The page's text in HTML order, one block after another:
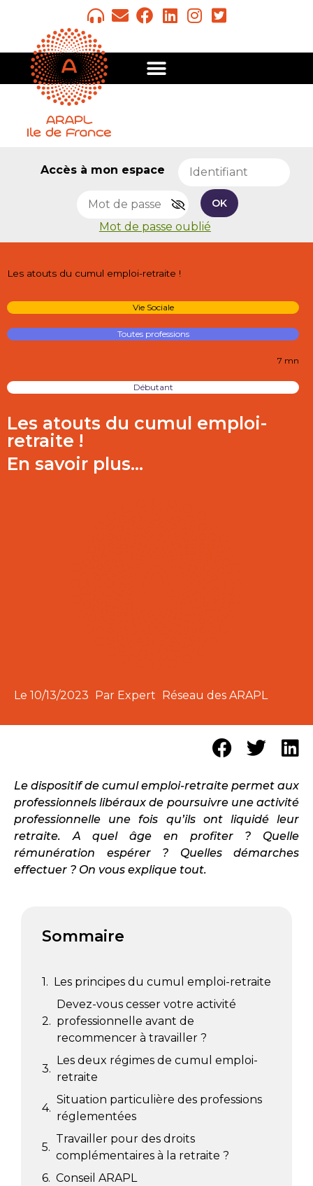
Accès à mon espace
OK
Mot de passe oublié
Les atouts du cumul emploi-retraite !
Vie Sociale
Toutes professions
7 mn
Débutant
Les atouts du cumul emploi-
retraite !
En savoir plus...
Le 10/13/2023 Par Expert Réseau des ARAPL
Le dispositif de cumul emploi-retraite permet aux
professionnels libéraux de poursuivre une activité
professionnelle une fois qu’ils ont liquidé leur
retraite. A quel âge en profiter ? Quelle
rémunération espérer ? Quelles démarches
effectuer ? On vous explique tout.
Sommaire
Les principes du cumul emploi-retraite
Devez-vous cesser votre activité
professionnelle avant de
recommencer à travailler ?
Les deux régimes de cumul emploi-
retraite
Situation particulière des professions
réglementées
Travailler pour des droits
complémentaires à la retraite ?
Conseil ARAPL​